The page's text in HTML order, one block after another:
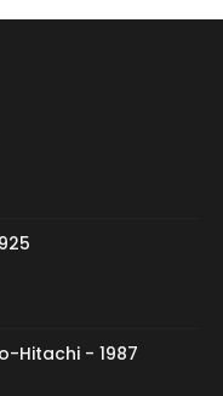
Hitachi - 1987